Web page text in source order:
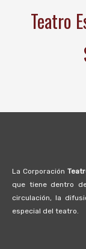
Teatro
La Corporación
que tiene dentro
circulación, la
especial del teatro.